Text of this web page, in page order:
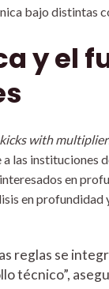
bajo distintas
y el
with
las
en
en
reglas se
técnico”,